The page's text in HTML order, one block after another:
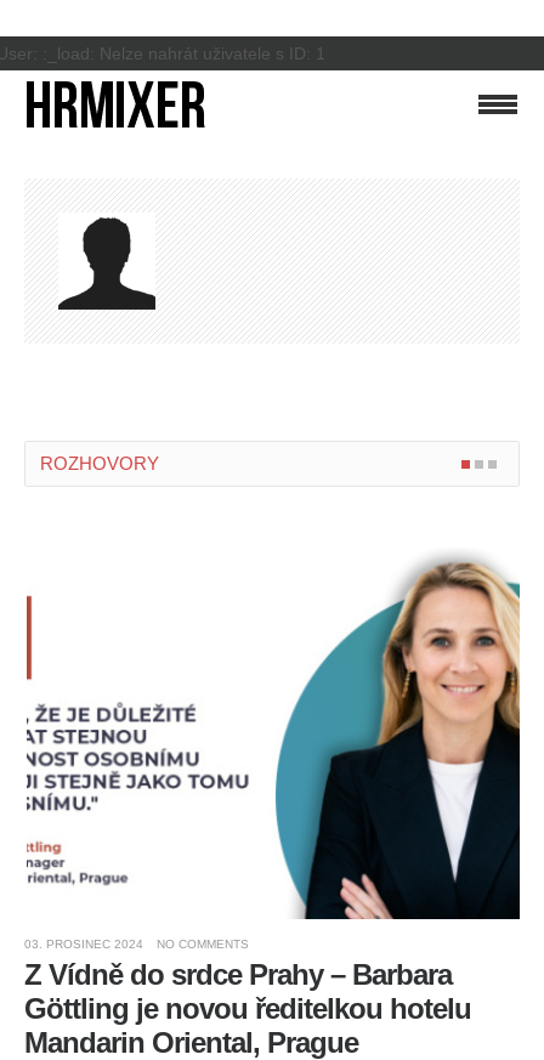
:_load: Nelze nahrát uživatele s ID: 1
ROZHOVORY
03. PROSINEC 2024 NO COMMENTS
Z Vídně do srdce Prahy – Barbara
Gӧttling je novou ředitelkou hotelu
Mandarin Oriental, Prague